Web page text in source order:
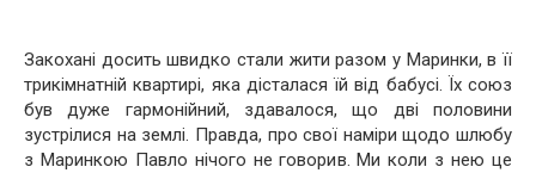
Закохані досить швидко стали жити разом у Маринки, в її
трикімнатній квартирі, яка дісталася їй від бабусі. Їх союз
був дуже гармонійний, здавалося, що дві половини
зустрілися на землі. Правда, про свої наміри щодо шлюбу
з Маринкою Павло нічого не говорив. Ми коли з нею це